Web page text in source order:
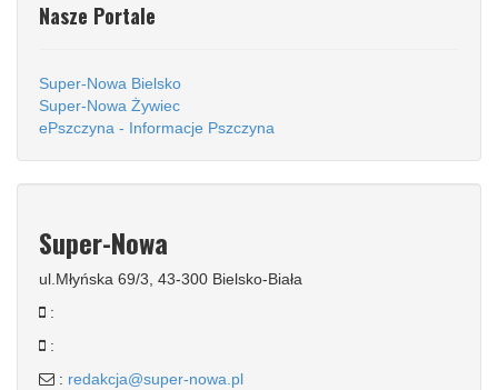
Nasze Portale
Super-Nowa Bielsko
Super-Nowa Żywiec
ePszczyna - Informacje Pszczyna
Super-Nowa
ul.Młyńska 69/3, 43-300 Bielsko-Biała
:
:
: redakcja@super-nowa.pl